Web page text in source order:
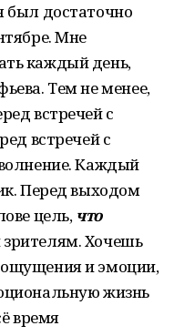
был достаточно
Мне
каждый день,
Тем не менее,
встречей с
встречей с
Каждый
Перед выходом
цель, что
Хочешь
и эмоции,
жизнь
время